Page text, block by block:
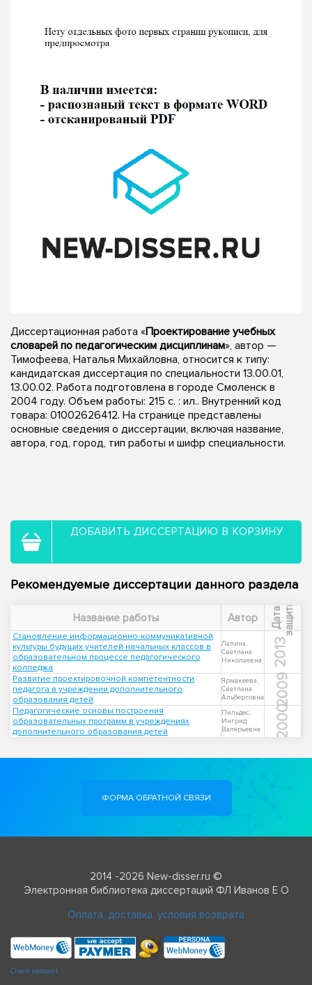
Диссертационная работа «Проектирование учебных
словарей по педагогическим дисциплинам», автор —
Тимофеева, Наталья Михайловна, относится к типу:
кандидатская диссертация по специальности 13.00.01,
13.00.02. Работа подготовлена в городе Смоленск в
2004 году. Объем работы: 215 с. : ил.. Внутренний код
товара: 01002626412. На странице представлены
основные сведения о диссертации, включая название,
автора, год, город, тип работы и шифр специальности.
ДОБАВИТЬ ДИССЕРТАЦИЮ В КОРЗИНУ
Рекомендуемые диссертации данного раздела
Название работы Автор Д
а
т
а
з
а
щ
и
т ы
Становление информационно-коммуникативной
культуры будущих учителей начальных классов в
образовательном процессе педагогического
колледжа
Лапина,
Светлана
Николаевна
2013
Развитие проектировочной компетентности
педагога в учреждении дополнительного
образования детей
Ярмакеева,
Светлана
Альбертовна
2009
Педагогические основы построения
образовательных программ в учреждениях
дополнительного образования детей
Пильдес,
Ингрид
Валерьевна
2000
ФОРМА ОБРАТНОЙ СВЯЗИ
2014 -2026 New-disser.ru ©
Электронная библиотека диссертаций ФЛ Иванов Е О
Оплата, доставка, условия возврата
Check passport